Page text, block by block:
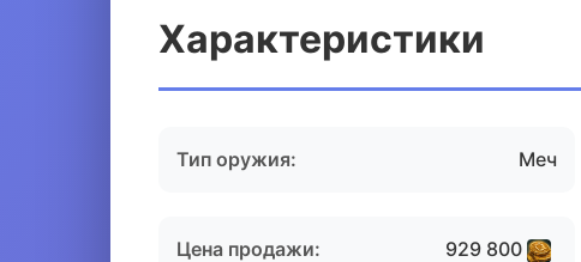
Характеристики
Тип оружия: Меч
Цена продажи: 929 800